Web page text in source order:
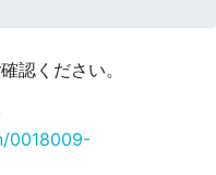
認ください。
0018009-